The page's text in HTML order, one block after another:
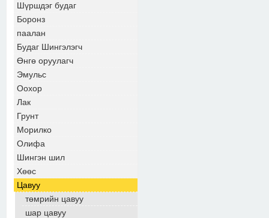
Шүршдэг будаг
Боронз
паалан
Будаг Шингэлэгч
Өнгө оруулагч
Эмульс
Оохор
Лак
Грунт
Морилко
Олифа
Шингэн шил
Хөөс
Цавуу
төмрийн цавуу
шар цавуу